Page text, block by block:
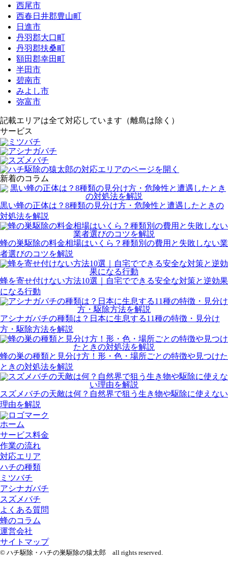
西尾市
西春日井郡豊山町
日進市
丹羽郡大口町
丹羽郡扶桑町
額田郡幸田町
半田市
碧南市
みよし市
弥富市
記載エリアは全て対応しています（離島は除く）
サービス
新着のコラム
黒い蜂の正体は？8種類の見分け方・危険性と遭遇したときの
対処法を解説
蜂の巣駆除の料金相場はいくら？種類別の費用と失敗しない業
者選びのコツを解説
蜂を寄せ付けない方法10選｜自宅でできる安全な対策と逆効果
になる行動
アシナガバチの種類は？日本に生息する11種の特徴・見分け
方・駆除方法を解説
蜂の巣の種類と見分け方！形・色・場所ごとの特徴や見つけた
ときの対処法を解説
スズメバチの天敵は何？自然界で狙う生き物や駆除に使えない
理由を解説
ホーム
サービス料金
作業の流れ
対応エリア
ハチの種類
ミツバチ
アシナガバチ
スズメバチ
よくある質問
蜂のコラム
運営会社
サイトマップ
© ハチ駆除・ハチの巣駆除の猿太郎 all rights reserved.